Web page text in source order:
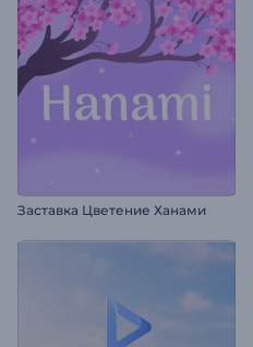
Заставка Цветение Ханами